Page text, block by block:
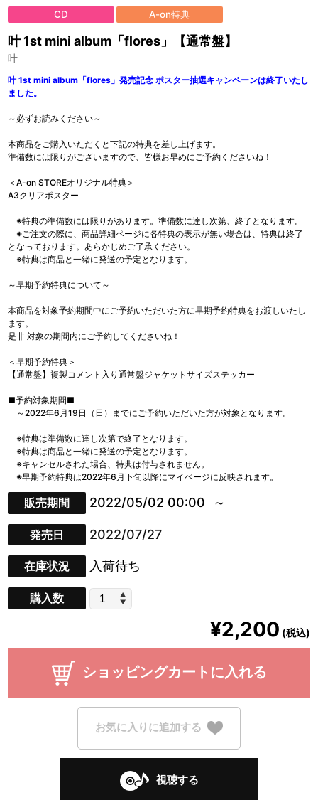
CD A-on特典
叶 1st mini album「flores」【通常盤】
叶
叶 1st mini album「flores」発売記念 ポスター抽選キャンペーンは終了いたし
ました。
～必ずお読みください～
本商品をご購入いただくと下記の特典を差し上げます。
準備数には限りがございますので、皆様お早めにご予約くださいね！
＜A-on STOREオリジナル特典＞
A3クリアポスター
※特典の準備数には限りがあります。準備数に達し次第、終了となります。
※ご注文の際に、商品詳細ページに各特典の表示が無い場合は、特典は終了
となっております。あらかじめご了承ください。
※特典は商品と一緒に発送の予定となります。
～早期予約特典について～
本商品を対象予約期間中にご予約いただいた方に早期予約特典をお渡しいたし
ます。
是非 対象の期間内にご予約してくださいね！
＜早期予約特典＞
【通常盤】複製コメント入り通常盤ジャケットサイズステッカー
■予約対象期間■
～2022年6月19日（日）までにご予約いただいた方が対象となります。
※特典は準備数に達し次第で終了となります。
※特典は商品と一緒に発送の予定となります。
※キャンセルされた場合、特典は付与されません。
※早期予約特典は2022年6月下旬以降にマイページに反映されます。
販売期間 2022/05/02 00:00
発売日 2022/07/27
在庫状況 入荷待ち
購入数
¥2,200 (税込)
ショッピングカートに入れる
お気に入りに追加する
視聴する